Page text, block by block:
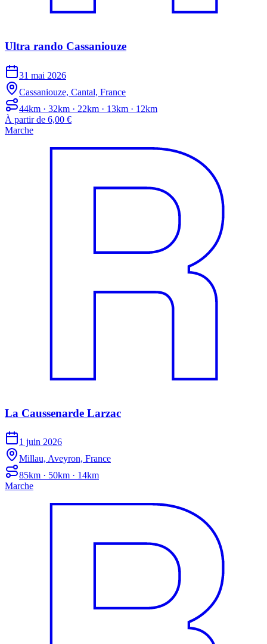
Ultra rando Cassaniouze
31 mai 2026
Cassaniouze, Cantal, France
44km · 32km · 22km · 13km · 12km
À partir de 6,00 €
Marche
La Caussenarde Larzac
1 juin 2026
Millau, Aveyron, France
85km · 50km · 14km
Marche